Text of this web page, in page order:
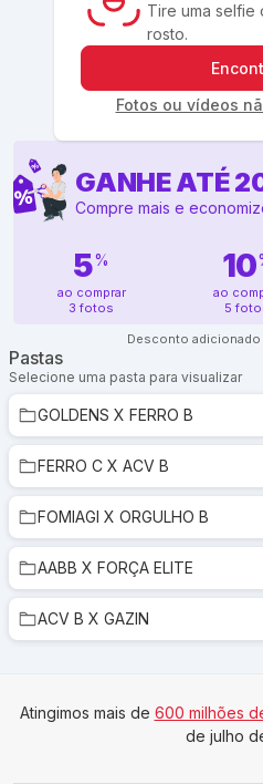
Tire uma selfie
rosto.
Fotos ou vídeos
GANHE ATÉ
Compre mais e
5%
ao comprar
3 fotos
10
ao
5
Desconto adicionado
Pastas
Selecione uma pasta para visualizar
GOLDENS X FERRO B
FERRO C X ACV B
FOMIAGI X ORGULHO B
AABB X FORÇA ELITE
ACV B X GAZIN
Atingimos mais de 600 milhões
de julho